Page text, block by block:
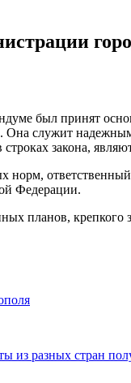
в ближайшее
был принят
Она служит
закона,
Федерации.
планов,
из разных стран